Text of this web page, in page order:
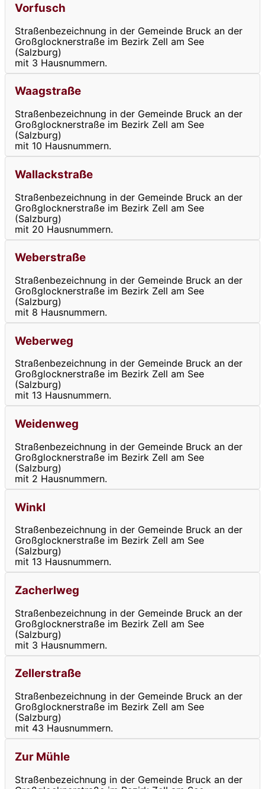
Vorfusch
Straßenbezeichnung in der Gemeinde Bruck an der
Großglocknerstraße im Bezirk Zell am See
(Salzburg)
mit 3 Hausnummern.
Waagstraße
Straßenbezeichnung in der Gemeinde Bruck an der
Großglocknerstraße im Bezirk Zell am See
(Salzburg)
mit 10 Hausnummern.
Wallackstraße
Straßenbezeichnung in der Gemeinde Bruck an der
Großglocknerstraße im Bezirk Zell am See
(Salzburg)
mit 20 Hausnummern.
Weberstraße
Straßenbezeichnung in der Gemeinde Bruck an der
Großglocknerstraße im Bezirk Zell am See
(Salzburg)
mit 8 Hausnummern.
Weberweg
Straßenbezeichnung in der Gemeinde Bruck an der
Großglocknerstraße im Bezirk Zell am See
(Salzburg)
mit 13 Hausnummern.
Weidenweg
Straßenbezeichnung in der Gemeinde Bruck an der
Großglocknerstraße im Bezirk Zell am See
(Salzburg)
mit 2 Hausnummern.
Winkl
Straßenbezeichnung in der Gemeinde Bruck an der
Großglocknerstraße im Bezirk Zell am See
(Salzburg)
mit 13 Hausnummern.
Zacherlweg
Straßenbezeichnung in der Gemeinde Bruck an der
Großglocknerstraße im Bezirk Zell am See
(Salzburg)
mit 3 Hausnummern.
Zellerstraße
Straßenbezeichnung in der Gemeinde Bruck an der
Großglocknerstraße im Bezirk Zell am See
(Salzburg)
mit 43 Hausnummern.
Zur Mühle
Straßenbezeichnung in der Gemeinde Bruck an der